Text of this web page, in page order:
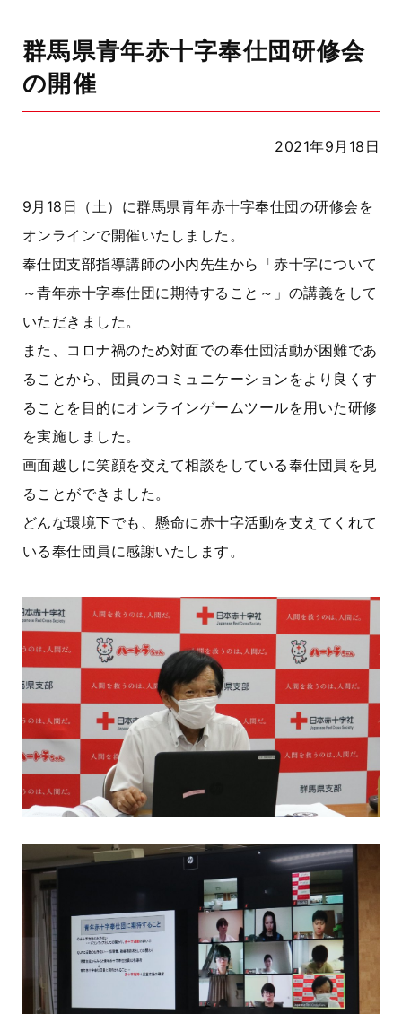
群馬県青年赤十字奉仕団研修会
の開催
2021年9月18日
9月18日（土）に群馬県青年赤十字奉仕団の研修会を
オンラインで開催いたしました。
奉仕団支部指導講師の小内先生から「赤十字について
～青年赤十字奉仕団に期待すること～」の講義をして
いただきました。
また、コロナ禍のため対面での奉仕団活動が困難であ
ることから、団員のコミュニケーションをより良くす
ることを目的にオンラインゲームツールを用いた研修
を実施しました。
画面越しに笑顔を交えて相談をしている奉仕団員を見
ることができました。
どんな環境下でも、懸命に赤十字活動を支えてくれて
いる奉仕団員に感謝いたします。